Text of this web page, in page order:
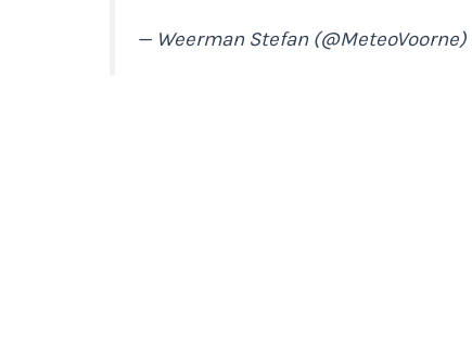
— Weerman Stefan (@MeteoVoorne)